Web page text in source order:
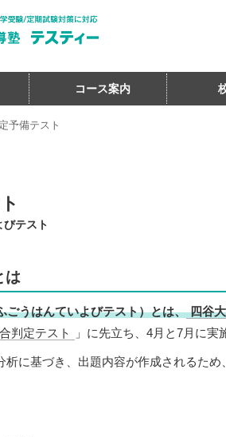
コース案内
予備テスト
びテスト
は
ごうはんていよびテスト）とは、 四谷
判定テスト 」に先立ち、4月と7月に実
析に基づき、出題内容が作成されるた